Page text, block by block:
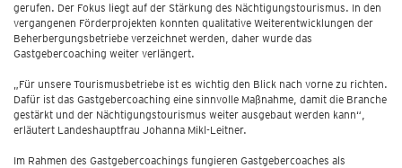
gerufen. Der Fokus liegt auf der Stärkung des Nächtigungstourismus. In den
vergangenen Förderprojekten konnten qualitative Weiterentwicklungen der
Beherbergungsbetriebe verzeichnet werden, daher wurde das
Gastgebercoaching weiter verlängert.
„Für unsere Tourismusbetriebe ist es wichtig den Blick nach vorne zu richten.
Dafür ist das Gastgebercoaching eine sinnvolle Maßnahme, damit die Branche
gestärkt und der Nächtigungstourismus weiter ausgebaut werden kann“,
erläutert Landeshauptfrau Johanna Mikl-Leitner.
Im Rahmen des Gastgebercoachings fungieren Gastgebercoaches als